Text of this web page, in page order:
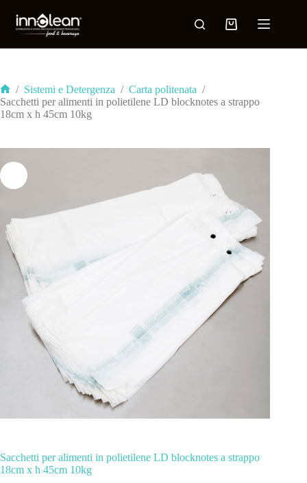
/ Sistemi e Detergenza / Carta politenata /
Sacchetti per alimenti in polietilene LD blocknotes a strappo
18cm x h 45cm 10kg
Sacchetti per alimenti in polietilene LD blocknotes a strappo
18cm x h 45cm 10kg